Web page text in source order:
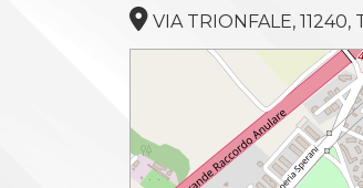
VIA TRIONFALE,